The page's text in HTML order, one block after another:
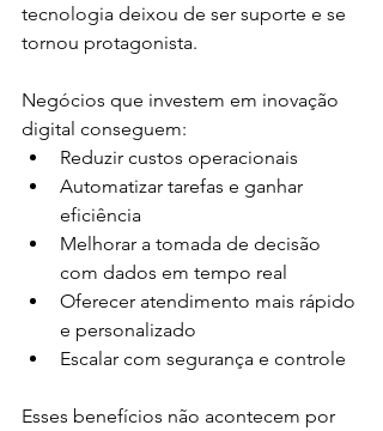
tecnologia deixou de ser suporte e se
tornou protagonista.
Negócios que investem em inovação
digital conseguem:
Reduzir custos operacionais
Automatizar tarefas e ganhar
eficiência
Melhorar a tomada de decisão
com dados em tempo real
Oferecer atendimento mais rápido
e personalizado
Escalar com segurança e controle
Esses benefícios não acontecem por